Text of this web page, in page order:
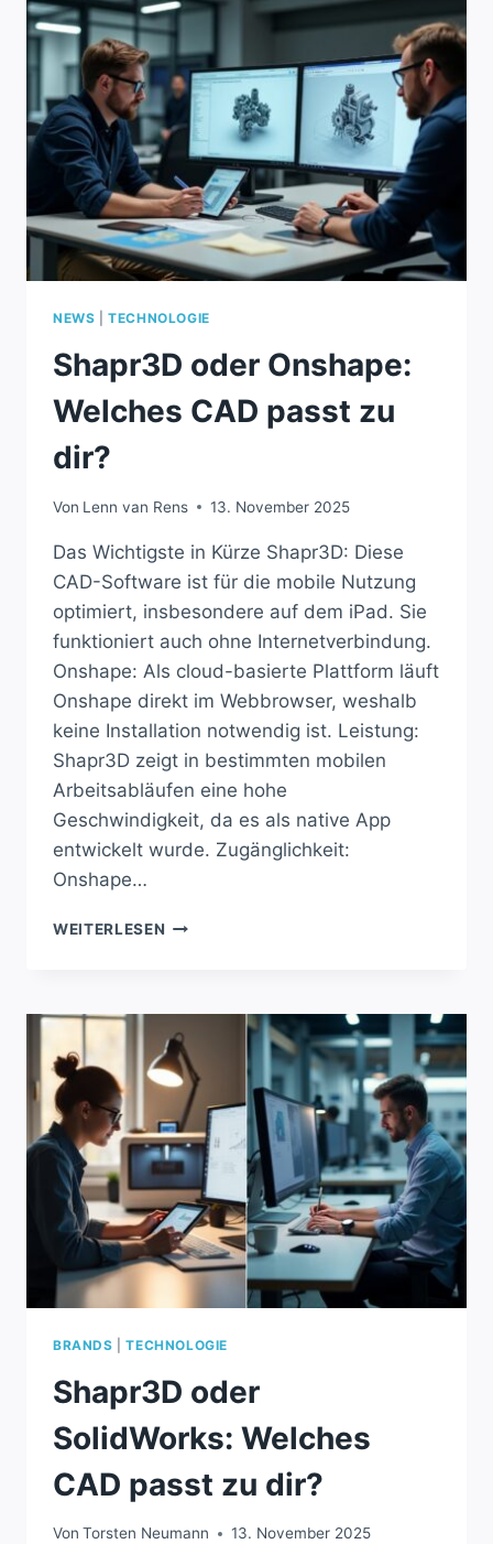
NEWS |TECHNOLOGIE
Shapr3D oder Onshape:
Welches CAD passt zu
dir?
Von Lenn van Rens 13. November 2025
Das Wichtigste in Kürze Shapr3D: Diese
CAD-Software ist für die mobile Nutzung
optimiert, insbesondere auf dem iPad. Sie
funktioniert auch ohne Internetverbindung.
Onshape: Als cloud-basierte Plattform läuft
Onshape direkt im Webbrowser, weshalb
keine Installation notwendig ist. Leistung:
Shapr3D zeigt in bestimmten mobilen
Arbeitsabläufen eine hohe
Geschwindigkeit, da es als native App
entwickelt wurde. Zugänglichkeit:
Onshape…
WEITERLESEN SHAPR3D
CAD
PASST
ZU
DIR?
BRANDS |TECHNOLOGIE
Shapr3D oder
SolidWorks: Welches
CAD passt zu dir?
Von Torsten Neumann 13. November 2025